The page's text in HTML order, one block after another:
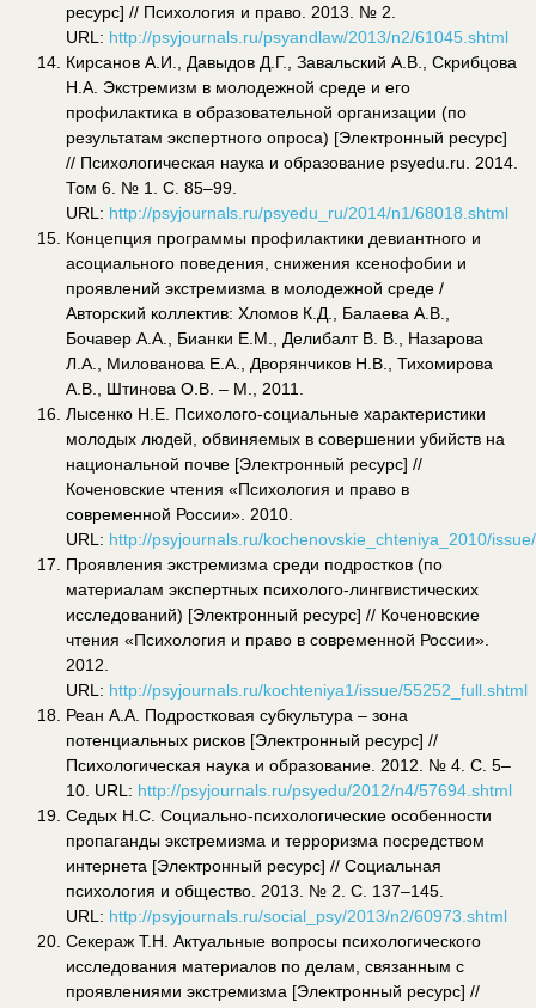
ресурс] // Психология и право. 2013. № 2.
URL: http://psyjournals.ru/psyandlaw/2013/n2/61045.shtml
Кирсанов А.И., Давыдов Д.Г., Завальский А.В., Скрибцова
Н.А. Экстремизм в молодежной среде и его
профилактика в образовательной организации (по
результатам экспертного опроса) [Электронный ресурс]
// Психологическая наука и образование psyedu.ru. 2014.
Том 6. № 1. С. 85–99.
URL: http://psyjournals.ru/psyedu_ru/2014/n1/68018.shtml
Концепция программы профилактики девиантного и
асоциального поведения, снижения ксенофобии и
проявлений экстремизма в молодежной среде /
Авторский коллектив: Хломов К.Д., Балаева А.В.,
Бочавер А.А., Бианки Е.М., Делибалт В. В., Назарова
Л.А., Милованова Е.А., Дворянчиков Н.В., Тихомирова
А.В., Штинова О.В. – М., 2011.
Лысенко Н.Е. Психолого-социальные характеристики
молодых людей, обвиняемых в совершении убийств на
национальной почве [Электронный ресурс] //
Коченовские чтения «Психология и право в
современной России». 2010.
URL: http://psyjournals.ru/kochenovskie_chteniya_2010/
Проявления экстремизма среди подростков (по
материалам экспертных психолого-лингвистических
исследований) [Электронный ресурс] // Коченовские
чтения «Психология и право в современной России».
2012.
URL: http://psyjournals.ru/kochteniya1/issue/55252_full.shtml
Реан А.А. Подростковая субкультура – зона
потенциальных рисков [Электронный ресурс] //
Психологическая наука и образование. 2012. № 4. С. 5–
10. URL: http://psyjournals.ru/psyedu/2012/n4/57694.shtml
Седых Н.С. Социально-психологические особенности
пропаганды экстремизма и терроризма посредством
интернета [Электронный ресурс] // Социальная
психология и общество. 2013. № 2. С. 137–145.
URL: http://psyjournals.ru/social_psy/2013/n2/60973.shtml
Секераж Т.Н. Актуальные вопросы психологического
исследования материалов по делам, связанным с
проявлениями экстремизма [Электронный ресурс] //